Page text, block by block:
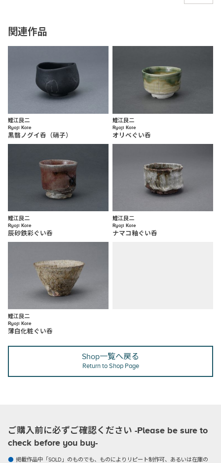
関連作品
鯉江良二
Ryoji Koie
黒翳ノグイ呑（硝子）
鯉江良二
Ryoji Koie
オリベぐい呑
鯉江良二
Ryoji Koie
辰砂鉄彩ぐい呑
鯉江良二
Ryoji Koie
ナマコ釉ぐい呑
鯉江良二
Ryoji Koie
薄白化粧ぐい呑
Shop一覧へ戻る
Return to Shop Page
ご購入前に必ずご確認ください -Please be sure to
check before you buy-
掲載作品中「SOLD」のものでも、ものによりリピート制作可、あるいは在庫の